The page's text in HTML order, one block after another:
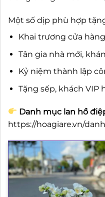
Một số dịp phù hợp
Khai trương cửa
Tân gia nhà mới,
Kỷ niệm thành lập
Tặng sếp, khách VIP
Danh mục lan hồ
https://hoagiare.vn/